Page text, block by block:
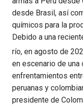
desde Brasil, así
químicos para la
Debido a una
río, en agosto de
en escenario de
enfrentamientos
peruanas y
presidente de